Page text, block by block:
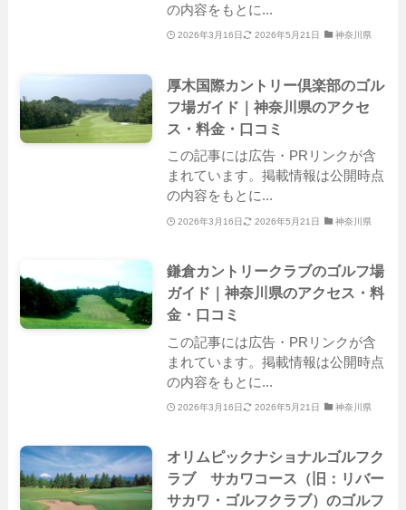
の内容をもとに...
2026年3月16日 2026年5月21日 神奈川県
厚木国際カントリー倶楽部のゴル
フ場ガイド｜神奈川県のアクセ
ス・料金・口コミ
この記事には広告・PRリンクが含
まれています。掲載情報は公開時点
の内容をもとに...
2026年3月16日 2026年5月21日 神奈川県
鎌倉カントリークラブのゴルフ場
ガイド｜神奈川県のアクセス・料
金・口コミ
この記事には広告・PRリンクが含
まれています。掲載情報は公開時点
の内容をもとに...
2026年3月16日 2026年5月21日 神奈川県
オリムピックナショナルゴルフク
ラブ サカワコース（旧：リバー
サカワ・ゴルフクラブ）のゴルフ